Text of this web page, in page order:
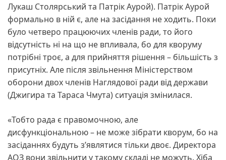
Лукаш Столярський та Патрік Аурой). Патрік Аурой
формально в ній є, але на засідання не ходить. Поки
було четверо працюючих членів ради, то його
відсутність ні на що не впливала, бо для кворуму
потрібні троє, а для прийняття рішення – більшість з
присутніх. Але після звільнення Міністерством
оборони двох членів Наглядової ради від держави
(Джигира та Тараса Чмута) ситуація змінилася.
«Тобто рада є правомочною, але
дисфункціональною – не може зібрати кворум, бо на
засіданнях будуть з’являтися тільки двоє. Директора
АОЗ вони звільнити у такому складі не можуть. Хіба